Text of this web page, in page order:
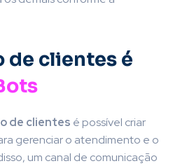
de clientes é
de clientes é possível criar
gerenciar o atendimento e o
um canal de comunicação